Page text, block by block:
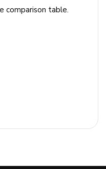
comparison table.